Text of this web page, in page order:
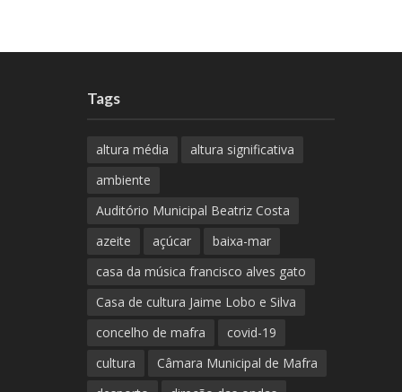
Tags
altura média
altura significativa
ambiente
Auditório Municipal Beatriz Costa
azeite
açúcar
baixa-mar
casa da música francisco alves gato
Casa de cultura Jaime Lobo e Silva
concelho de mafra
covid-19
cultura
Câmara Municipal de Mafra